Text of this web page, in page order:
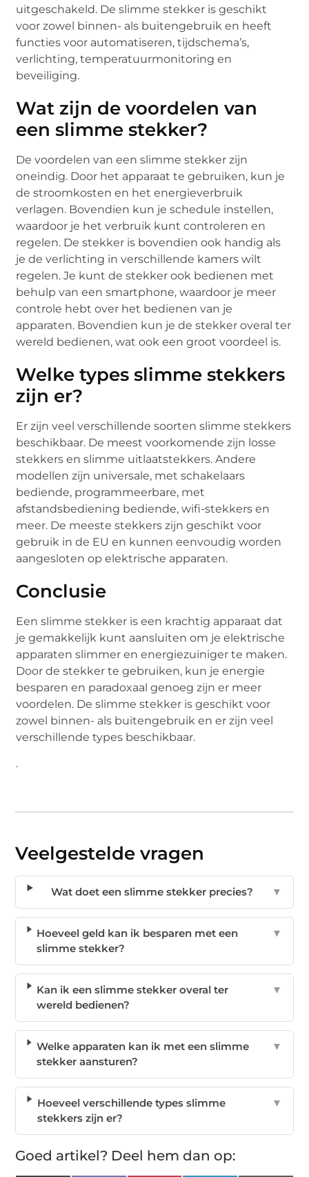
uitgeschakeld. De slimme stekker is geschikt
voor zowel binnen- als buitengebruik en heeft
functies voor automatiseren, tijdschema’s,
verlichting, temperatuurmonitoring en
beveiliging.
Wat zijn de voordelen van
een slimme stekker?
De voordelen van een slimme stekker zijn
oneindig. Door het apparaat te gebruiken, kun je
de stroomkosten en het energieverbruik
verlagen. Bovendien kun je schedule instellen,
waardoor je het verbruik kunt controleren en
regelen. De stekker is bovendien ook handig als
je de verlichting in verschillende kamers wilt
regelen. Je kunt de stekker ook bedienen met
behulp van een smartphone, waardoor je meer
controle hebt over het bedienen van je
apparaten. Bovendien kun je de stekker overal ter
wereld bedienen, wat ook een groot voordeel is.
Welke types slimme stekkers
zijn er?
Er zijn veel verschillende soorten slimme stekkers
beschikbaar. De meest voorkomende zijn losse
stekkers en slimme uitlaatstekkers. Andere
modellen zijn universale, met schakelaars
bediende, programmeerbare, met
afstandsbediening bediende, wifi-stekkers en
meer. De meeste stekkers zijn geschikt voor
gebruik in de EU en kunnen eenvoudig worden
aangesloten op elektrische apparaten.
Conclusie
Een slimme stekker is een krachtig apparaat dat
je gemakkelijk kunt aansluiten om je elektrische
apparaten slimmer en energiezuiniger te maken.
Door de stekker te gebruiken, kun je energie
besparen en paradoxaal genoeg zijn er meer
voordelen. De slimme stekker is geschikt voor
zowel binnen- als buitengebruik en er zijn veel
verschillende types beschikbaar.
.
Veelgestelde vragen
Wat doet een slimme stekker precies? ▼
Hoeveel geld kan ik besparen met een
slimme stekker?
▼
Kan ik een slimme stekker overal ter
wereld bedienen?
▼
Welke apparaten kan ik met een slimme
stekker aansturen?
▼
Hoeveel verschillende types slimme
stekkers zijn er?
▼
Goed artikel? Deel hem dan op: